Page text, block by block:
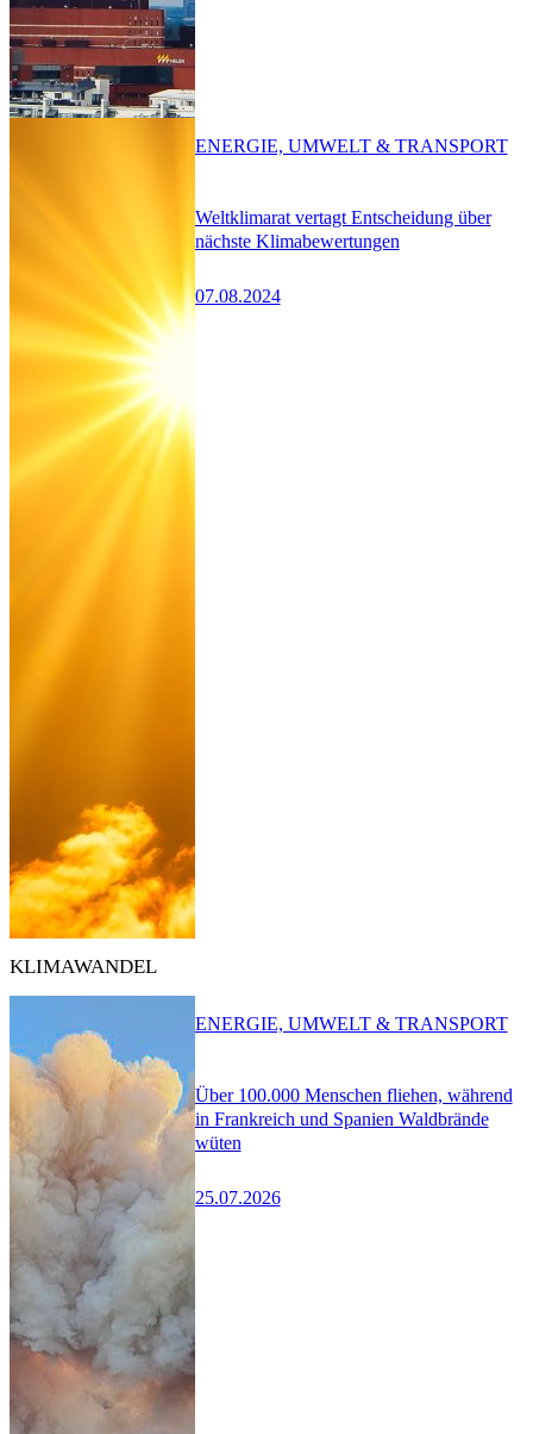
Weltklimarat vertagt Entscheidung über
nächste Klimabewertungen
07.08.2024
ENERGIE, UMWELT & TRANSPORT
KLIMAWANDEL
Über 100.000 Menschen fliehen, während
in Frankreich und Spanien Waldbrände
wüten
25.07.2026
ENERGIE, UMWELT & TRANSPORT